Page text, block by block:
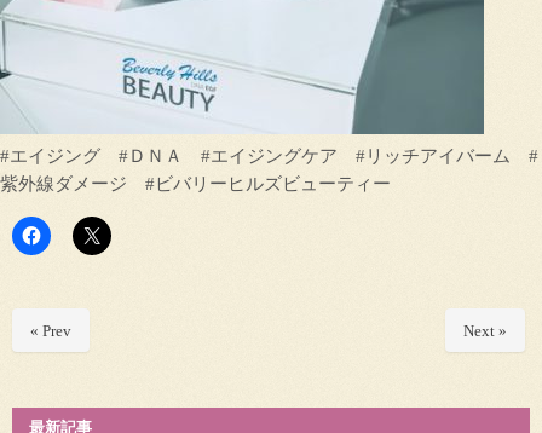
#エイジング #ＤＮＡ #エイジングケア #リッチアイバーム #
紫外線ダメージ #ビバリーヒルズビューティー
« Prev Next »
最新記事